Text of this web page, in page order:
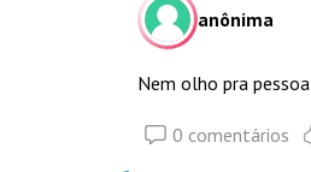
anônima
Nem olho pra pessoa
0 comentários